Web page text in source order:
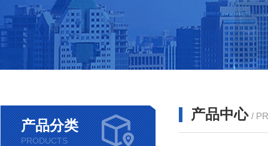
产品分类
PRODUCTS
产品中心 /